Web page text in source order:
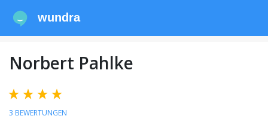
wundra
Norbert Pahlke
3 BEWERTUNGEN